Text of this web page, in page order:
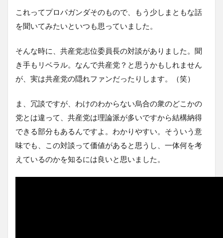
これってプロパガンダそのもので、もう少しまともな話
を聞いてみたいといつも思っていました。
そんな時に、共産党志位委員長の対談がありました。聞
き手もリベラル。なんで共産党？と思うかもしれません
が、実は共産党の隠れファンだったりします。（笑）
ま、冗談ですが、わけのわからない烏合の衆のどこかの
党とは違って、共産党は理論派が多いですから結構納得
できる部分もあるんですよ。わかりやすい。そういう意
味でも、この対談って価値があると思うし、一体何を考
えているのかを知るには良いと思いました。